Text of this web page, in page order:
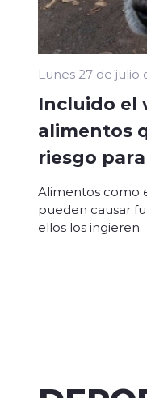
Lunes 27 de julio
Incluido el
alimentos
riesgo
Alimentos como
pueden causar
ellos los ingieren.